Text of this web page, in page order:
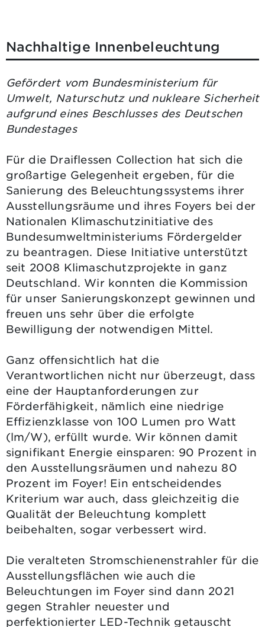
Nachhaltige Innenbeleuchtung
Gefördert vom Bundesministerium für
Umwelt, Naturschutz und nukleare Sicherheit
aufgrund eines Beschlusses des Deutschen
Bundestages
Für die Draiflessen Collection hat sich die
großartige Gelegenheit ergeben, für die
Sanierung des Beleuchtungssystems ihrer
Ausstellungsräume und ihres Foyers bei der
Nationalen Klimaschutzinitiative des
Bundesumweltministeriums Fördergelder
zu beantragen. Diese Initiative unterstützt
seit 2008 Klimaschutzprojekte in ganz
Deutschland. Wir konnten die Kommission
für unser Sanierungskonzept gewinnen und
freuen uns sehr über die erfolgte
Bewilligung der notwendigen Mittel.
Ganz offensichtlich hat die
Verantwortlichen nicht nur überzeugt, dass
eine der Hauptanforderungen zur
Förderfähigkeit, nämlich eine niedrige
Effizienzklasse von 100 Lumen pro Watt
(lm/W), erfüllt wurde. Wir können damit
signifikant Energie einsparen: 90 Prozent in
den Ausstellungsräumen und nahezu 80
Prozent im Foyer! Ein entscheidendes
Kriterium war auch, dass gleichzeitig die
Qualität der Beleuchtung komplett
beibehalten, sogar verbessert wird.
Die veralteten Stromschienenstrahler für die
Ausstellungsflächen wie auch die
Beleuchtungen im Foyer sind dann 2021
gegen Strahler neuester und
perfektionierter LED-Technik getauscht